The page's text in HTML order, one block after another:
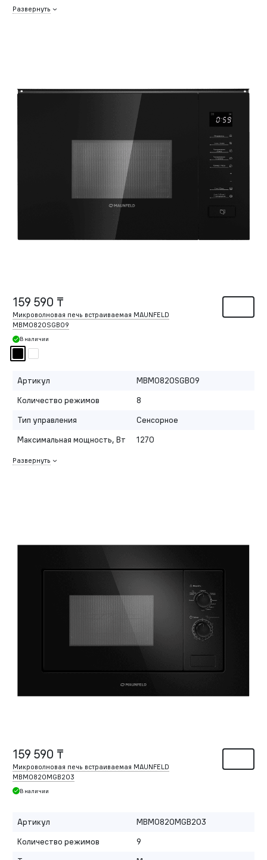
Развернуть
159 590 ₸
Микроволновая печь встраиваемая MAUNFELD
MBMO820SGB09
В наличии
Артикул
MBMO820SGB09
Количество режимов
8
Тип управления
Сенсорное
Максимальная мощность, Вт
1270
Развернуть
159 590 ₸
Микроволновая печь встраиваемая MAUNFELD
MBMO820MGB203
В наличии
Артикул
MBMO820MGB203
Количество режимов
9